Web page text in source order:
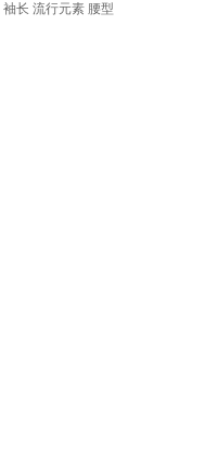
袖长 流行元素 腰型